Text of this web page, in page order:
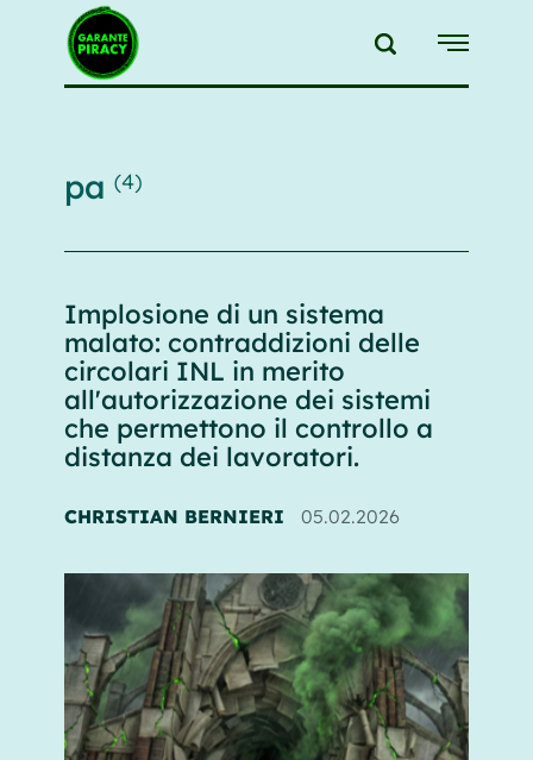
{{feedLink}}
pa (4)
Implosione di un sistema
malato: contraddizioni delle
circolari INL in merito
all'autorizzazione dei sistemi
che permettono il controllo a
distanza dei lavoratori.
CHRISTIAN BERNIERI 05.02.2026